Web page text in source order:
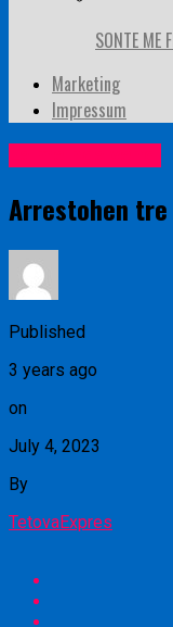
SONTE ME
Marketing
Impressum
Arrestohen
Published
3 years ago
on
July 4, 2023
By
TetovaExpres